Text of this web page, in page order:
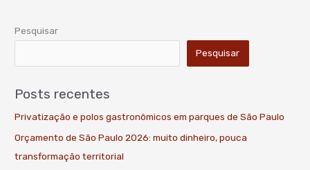
Pesquisar
Pesquisar
Posts recentes
Privatização e polos gastronômicos em parques de São Paulo
Orçamento de São Paulo 2026: muito dinheiro, pouca
transformação territorial